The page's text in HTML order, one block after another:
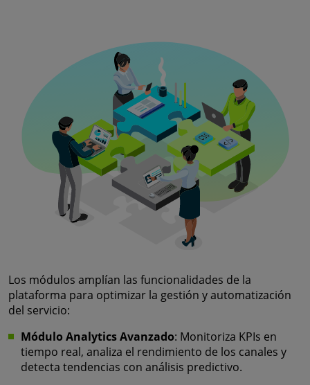
Los módulos amplían las funcionalidades de la
plataforma para optimizar la gestión y automatización
del servicio:
Módulo Analytics Avanzado: Monitoriza KPIs en
tiempo real, analiza el rendimiento de los canales y
detecta tendencias con análisis predictivo.